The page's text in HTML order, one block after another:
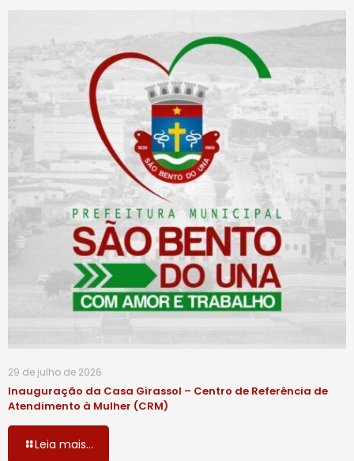
29 de julho de 2026
Inauguração da Casa Girassol – Centro de Referência de
Atendimento à Mulher (CRM)
Leia mais...